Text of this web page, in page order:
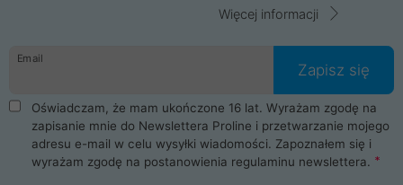
Więcej informacji
Email
Zapisz się
Oświadczam, że mam ukończone 16 lat. Wyrażam zgodę na
zapisanie mnie do Newslettera Proline i przetwarzanie mojego
adresu e-mail w celu wysyłki wiadomości. Zapoznałem się i
wyrażam zgodę na postanowienia regulaminu newslettera.